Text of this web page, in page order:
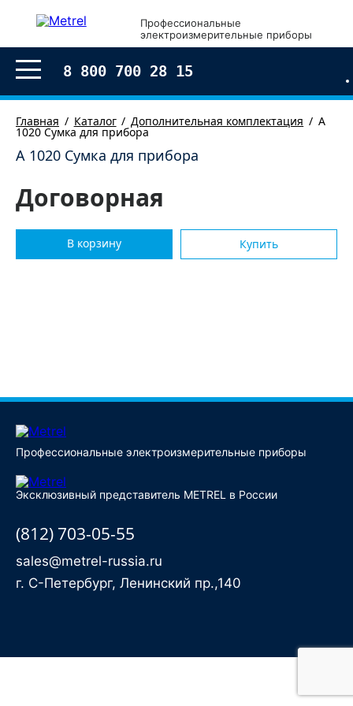
Профессиональные
электроизмерительные приборы
8 800 700 28 15
Главная Каталог Дополнительная комплектация А
1020 Сумка для прибора
А 1020 Сумка для прибора
Договорная
В корзину Купить
Оформление заказа
Профессиональные электроизмерительные приборы
Эксклюзивный представитель METREL в России
(812) 703-05-55
sales@metrel-russia.ru
г. С-Петербург, Ленинский пр.,140